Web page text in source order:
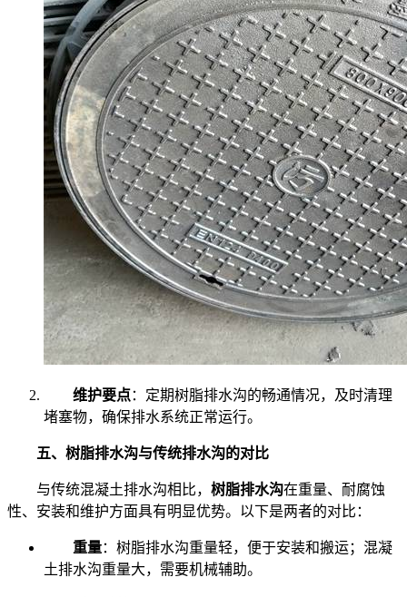
维护要点：定期树脂排水沟的畅通情况，及时清理
堵塞物，确保排水系统正常运行。
五、树脂排水沟与传统排水沟的对比
与传统混凝土排水沟相比， 树脂排水沟在重量、耐腐蚀
性、安装和维护方面具有明显优势。以下是两者的对比：
重量：树脂排水沟重量轻，便于安装和搬运；混凝
土排水沟重量大，需要机械辅助。